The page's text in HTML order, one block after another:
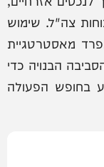
צה"ל. שימוש
מאסטרטגיית
הבנויה כדי
בחופש הפעולה